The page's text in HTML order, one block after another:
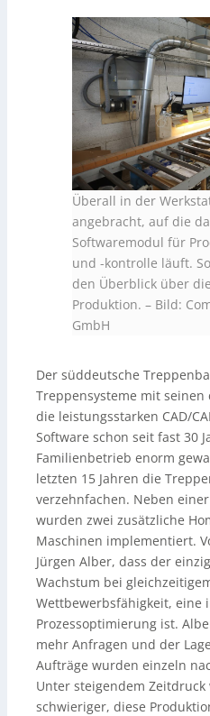
Überall in der
angebracht, auf die
Softwaremodul für
und -kontrolle läuft.
den Überblick über
Produktion. – Bild:
GmbH
Der süddeutsche
Treppensysteme mit
die leistungsstarken CAD/
Software schon seit fast 30
Familienbetrieb enorm
letzten 15 Jahren die
verzehnfachen. Neben
wurden zwei zusätzliche
Maschinen implementiert.
Jürgen Alber, dass der
Wachstum bei
Wettbewerbsfähigkeit, eine
Prozessoptimierung ist.
mehr Anfragen und der
Aufträge wurden einzeln
Unter steigendem
schwieriger, diese